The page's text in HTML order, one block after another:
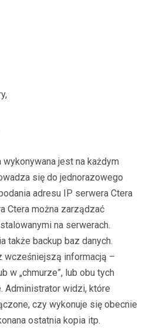
jest na każdym
się do jednorazowego
adresu IP serwera Ctera
Ctera można zarządzać
na serwerach.
także backup baz danych.
wcześniejszą informacją –
w „chmurze”, lub obu tych
Administrator widzi, które
czy wykonuje się obecnie
ostatnia kopia itp.